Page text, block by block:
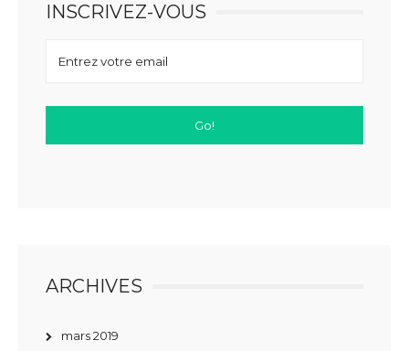
INSCRIVEZ-VOUS
ARCHIVES
mars 2019